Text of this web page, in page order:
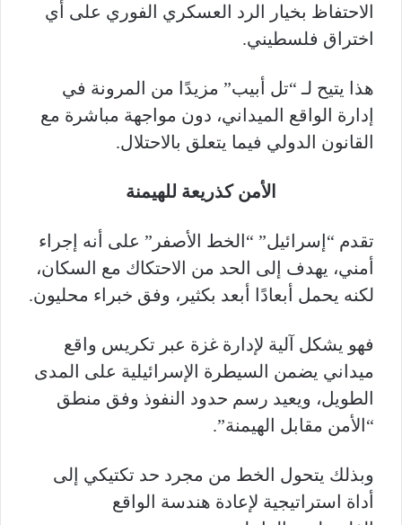
الاحتفاظ بخيار الرد العسكري الفوري على أي
اختراق فلسطيني.
هذا يتيح لـ “تل أبيب” مزيدًا من المرونة في
إدارة الواقع الميداني، دون مواجهة مباشرة مع
القانون الدولي فيما يتعلق بالاحتلال.
الأمن كذريعة للهيمنة
تقدم “إسرائيل” “الخط الأصفر” على أنه إجراء
أمني، يهدف إلى الحد من الاحتكاك مع السكان،
لكنه يحمل أبعادًا أبعد بكثير، وفق خبراء محليون.
فهو يشكل آلية لإدارة غزة عبر تكريس واقع
ميداني يضمن السيطرة الإسرائيلية على المدى
الطويل، ويعيد رسم حدود النفوذ وفق منطق
“الأمن مقابل الهيمنة”.
وبذلك يتحول الخط من مجرد حد تكتيكي إلى
أداة استراتيجية لإعادة هندسة الواقع